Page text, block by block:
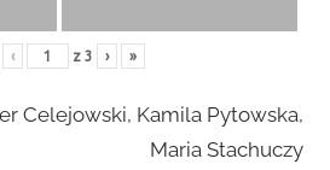
‹ z 3 › »
Celejowski, Kamila Pytowska,
Maria Stachuczy